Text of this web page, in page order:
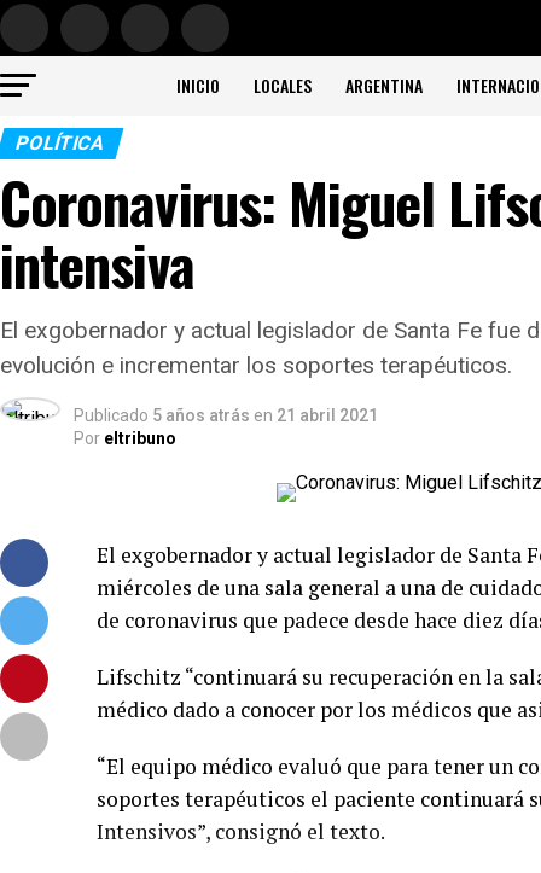
INICIO LOCALES ARGENTINA
POLÍTICA
Coronavirus: Miguel
intensiva
El exgobernador y actual legislador de Santa Fe fue
evolución e incrementar los soportes terapéuticos.
Publicado 5 años atrás en 21 abril 2021
Por eltribuno
El exgobernador y actual legislador de Santa
miércoles de una sala general a una de
de coronavirus que padece desde hace diez
Lifschitz “continuará su recuperación en la
médico dado a conocer por los médicos que
“El equipo médico evaluó que para tener un
soportes terapéuticos el paciente continuará
Intensivos”, consignó el texto.